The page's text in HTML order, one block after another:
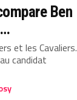
Ben
et les Cavaliers.
candidat